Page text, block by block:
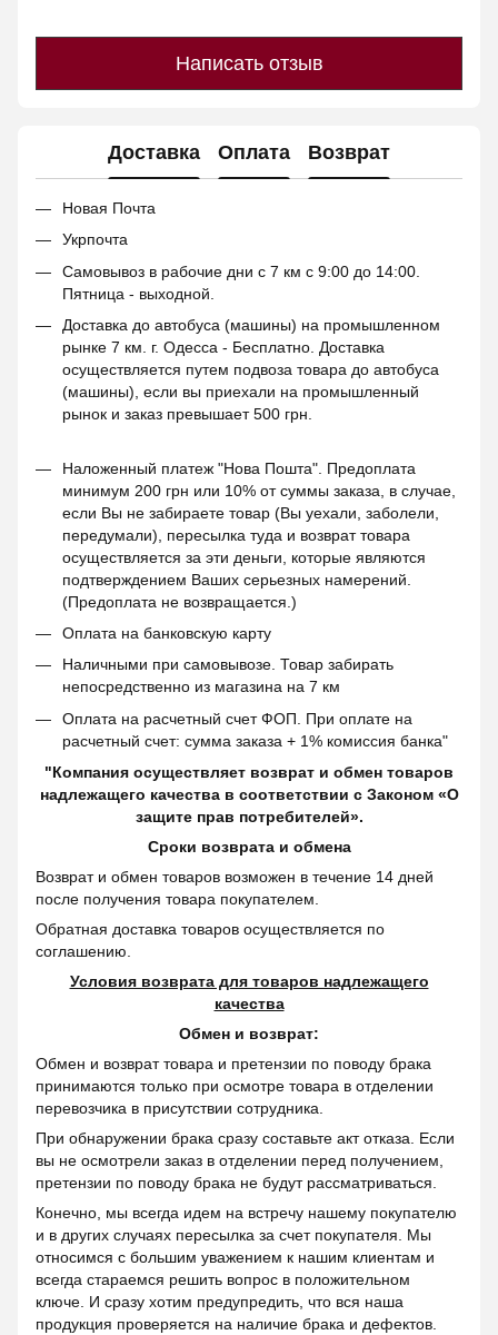
Написать отзыв
Доставка Оплата Возврат
Новая Почта
Укрпочта
Самовывоз в рабочие дни с 7 км с 9:00 до 14:00.
Пятница - выходной.
Доставка до автобуса (машины) на промышленном
рынке 7 км. г. Одесса - Бесплатно. Доставка
осуществляется путем подвоза товара до автобуса
(машины), если вы приехали на промышленный
рынок и заказ превышает 500 грн.
Наложенный платеж "Нова Пошта". Предоплата
минимум 200 грн или 10% от суммы заказа, в случае,
если Вы не забираете товар (Вы уехали, заболели,
передумали), пересылка туда и возврат товара
осуществляется за эти деньги, которые являются
подтверждением Ваших серьезных намерений.
(Предоплата не возвращается.)
Оплата на банковскую карту
Наличными при самовывозе. Товар забирать
непосредственно из магазина на 7 км
Оплата на расчетный счет ФОП. При оплате на
расчетный счет: сумма заказа + 1% комиссия банка"
"Компания осуществляет возврат и обмен товаров
надлежащего качества в соответствии с Законом «О
защите прав потребителей».
Сроки возврата и обмена
Возврат и обмен товаров возможен в течение 14 дней
после получения товара покупателем.
Обратная доставка товаров осуществляется по
соглашению.
Условия возврата для товаров надлежащего
качества
Обмен и возврат:
Обмен и возврат товара и претензии по поводу брака
принимаются только при осмотре товара в отделении
перевозчика в присутствии сотрудника.
При обнаружении брака сразу составьте акт отказа. Если
вы не осмотрели заказ в отделении перед получением,
претензии по поводу брака не будут рассматриваться.
Конечно, мы всегда идем на встречу нашему покупателю
и в других случаях пересылка за счет покупателя. Мы
относимся с большим уважением к нашим клиентам и
всегда стараемся решить вопрос в положительном
ключе. И сразу хотим предупредить, что вся наша
продукция проверяется на наличие брака и дефектов.